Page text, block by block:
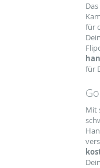
für
für
Mit